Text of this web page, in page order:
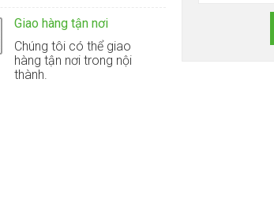
Giao hàng tận nơi
Chúng tôi có thể giao
hàng tận nơi trong nội
thành.